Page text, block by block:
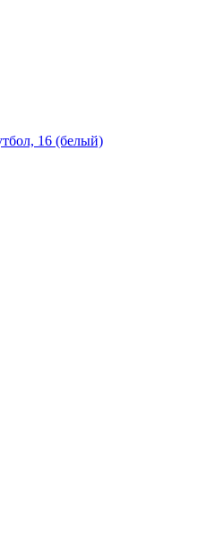
16 (белый)